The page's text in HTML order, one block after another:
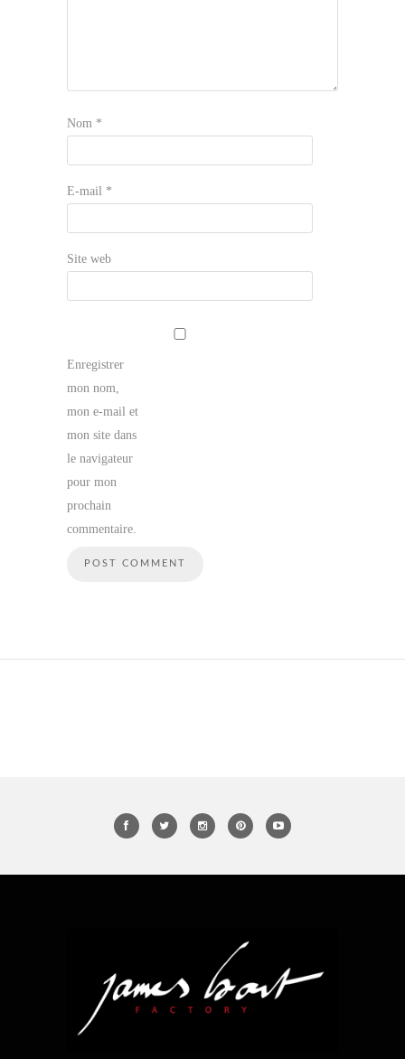
Nom *
E-mail *
Site web
Enregistrer
mon nom,
mon e-mail et
mon site dans
le navigateur
pour mon
prochain
commentaire.